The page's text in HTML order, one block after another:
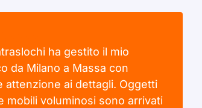
ha gestito il mio
da Milano a Massa con
attenzione ai dettagli. Oggetti
mobili voluminosi sono arrivati